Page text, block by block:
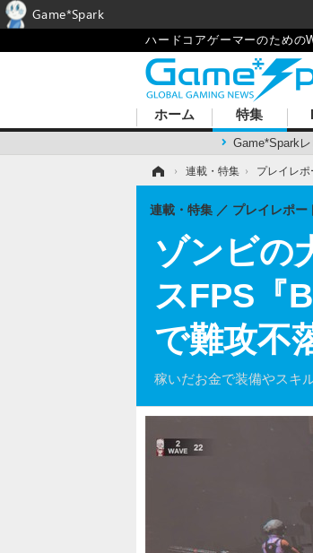
ハードコアゲーマーのための
ホーム 特集
Game*Spark
› 連載・特集 › プレイレポ
ゾンビの
スFPS『
で難攻不
稼いだお金で装備やスキ
連載・特集 プレイレポー
Game*Spark